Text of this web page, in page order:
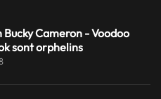
Cameron - Voodoo
sont orphelins